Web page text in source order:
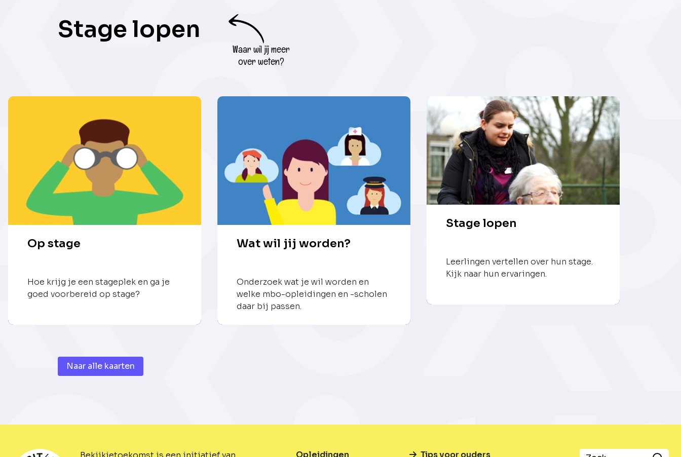
Stage lopen
Waar wil jij meer
over weten?
Op stage
Hoe krijg je een stageplek en ga je
goed voorbereid op stage?
Wat wil jij worden?
Onderzoek wat je wil worden en
welke mbo-opleidingen en -scholen
daar bij passen.
Stage lopen
Leerlingen vertellen over hun stage.
Kijk naar hun ervaringen.
Naar alle kaarten
Opleidingen Tips voor ouders